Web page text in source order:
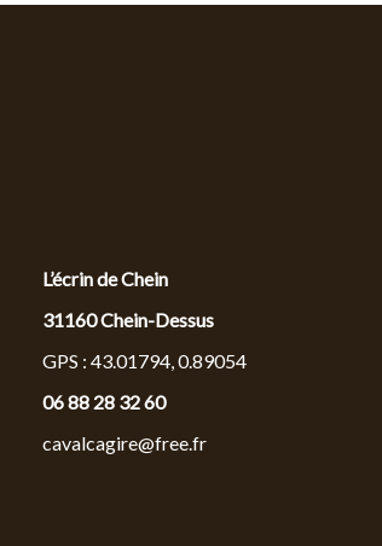
L’écrin de Chein
31160 Chein-Dessus
GPS : 43.01794, 0.89054
06 88 28 32 60
cavalcagire@free.fr